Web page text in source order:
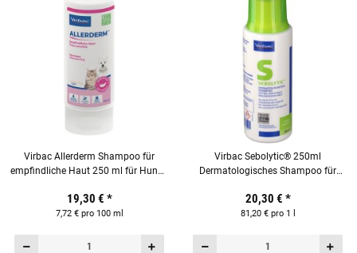
Virbac Allerderm Shampoo für
empfindliche Haut 250 ml für Hunde
19,30 € *
7,72 € pro 100 ml
Virbac Sebolytic® 250ml
Dermatologisches Shampoo für
20,30 € *
81,20 € pro 1 l